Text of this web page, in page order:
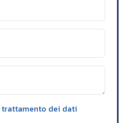
trattamento dei dati